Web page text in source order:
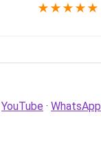
★
★
★
★
★
YouTube · WhatsApp